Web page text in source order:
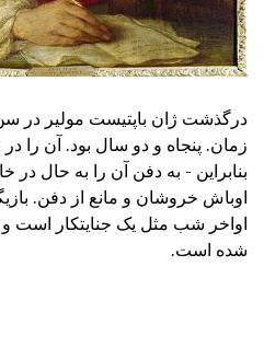
درگذشت ژان باپتیست مولیر در
زمان. پنجاه و دو سال بود. آن را
بنابراین - به دفن آن را به حال
اوباش خروشان و مانع از دفن.
اواخر شب مثل یک جنایتکار است
شده است.